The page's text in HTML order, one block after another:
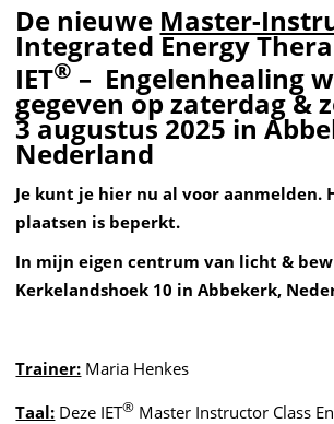
De nieuwe Master-
Integrated Energy
IET® – Engelenhealing
gegeven op zaterdag &
3 augustus 2025 in
Nederland
Je kunt je hier nu al voor aanmelden.
plaatsen is beperkt.
In mijn eigen centrum van licht &
Kerkelandshoek 10 in Abbekerk,
Trainer: Maria Henkes
Taal: Deze IET® Master Instructor Class